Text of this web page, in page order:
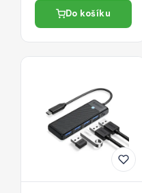
Do košíku